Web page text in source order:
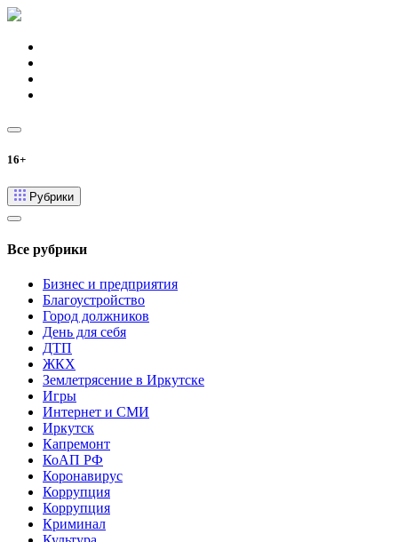
16+
Рубрики
Все рубрики
Бизнес и предприятия
Благоустройство
Город должников
День для себя
ДТП
ЖКХ
Землетрясение в Иркутске
Игры
Интернет и СМИ
Иркутск
Капремонт
КоАП РФ
Коронавирус
Коррупция
Коррупция
Криминал